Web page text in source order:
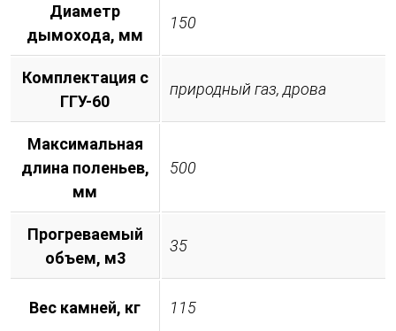
Диаметр
дымохода, мм
150
Комплектация с
ГГУ-60
природный газ, дрова
Максимальная
длина поленьев,
мм
500
Прогреваемый
объем, м3
35
Вес камней, кг 115